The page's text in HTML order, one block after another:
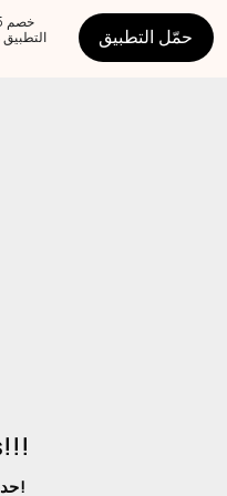
حمّل التطبيق
حدث خطأ ما!